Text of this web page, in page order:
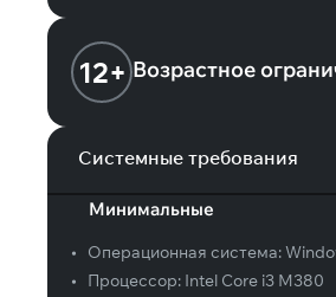
12+ Возрастное
Системные требования
Минимальные
• Операционная система:
•
Процессор: Intel Core i3 M380